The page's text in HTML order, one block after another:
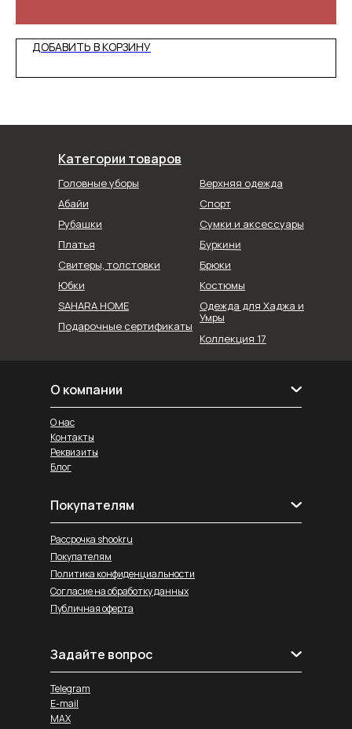
ДОБАВИТЬ В КОРЗИНУ
Категории товаров
Головные уборы
Абайи
Рубашки
Коллекция 17
Спорт
Верхняя одежда
Сумки и аксессуары
Юбки
Брюки
SAHARA HOME
Платья
Свитеры, толстовки
Буркини
Костюмы
Подарочные сертификаты
Одежда для Хаджа и
Умры
О компании
Реквизиты
Блог
О нас
Контакты
Покупателям
Рассрочка shookru
Покупателям
Политика конфиденциальности
Согласие на обработку данных
Публичная оферта
Задайте вопрос
Telegram
E-mail
MAX